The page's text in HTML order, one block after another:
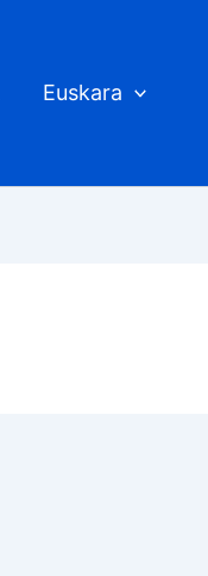
Euskara